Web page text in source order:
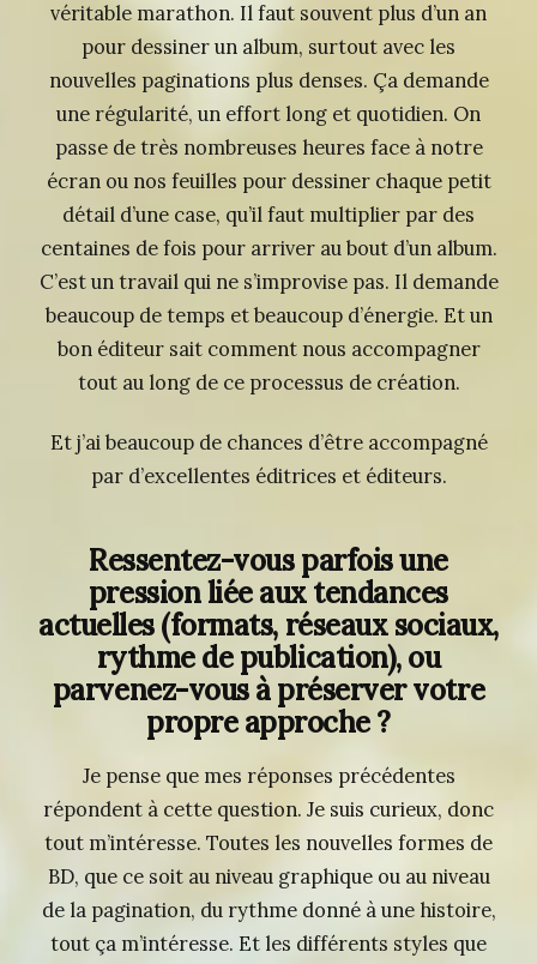
véritable marathon. Il faut souvent plus d’un an
pour dessiner un album, surtout avec les
nouvelles paginations plus denses. Ça demande
une régularité, un effort long et quotidien. On
passe de très nombreuses heures face à notre
écran ou nos feuilles pour dessiner chaque petit
détail d’une case, qu’il faut multiplier par des
centaines de fois pour arriver au bout d’un album.
C’est un travail qui ne s’improvise pas. Il demande
beaucoup de temps et beaucoup d’énergie. Et un
bon éditeur sait comment nous accompagner
tout au long de ce processus de création.
Et j’ai beaucoup de chances d’être accompagné
par d’excellentes éditrices et éditeurs.
Ressentez-vous parfois une
pression liée aux tendances
actuelles (formats, réseaux sociaux,
rythme de publication), ou
parvenez-vous à préserver votre
propre approche ?
Je pense que mes réponses précédentes
répondent à cette question. Je suis curieux, donc
tout m’intéresse. Toutes les nouvelles formes de
BD, que ce soit au niveau graphique ou au niveau
de la pagination, du rythme donné à une histoire,
tout ça m’intéresse. Et les différents styles que